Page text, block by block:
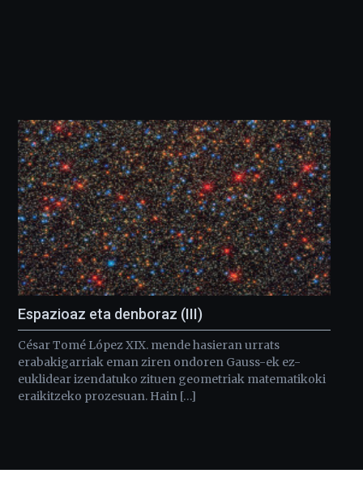
Espazioaz eta denboraz (III)
César Tomé López XIX. mende hasieran urrats
erabakigarriak eman ziren ondoren Gauss-ek ez-
euklidear izendatuko zituen geometriak matematikoki
eraikitzeko prozesuan. Hain […]